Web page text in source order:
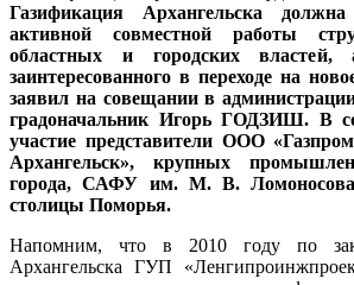
Газификация Архангельска
активной совместной работы
областных и городских властей,
заинтересованного в переходе на
заявил на совещании в
градоначальник Игорь ГОДЗИШ. В
участие представители ООО «Газпром
Архангельск», крупных
города, САФУ им. М. В. Ломоносова
столицы Поморья.
Напомним, что в 2010 году по
Архангельска ГУП